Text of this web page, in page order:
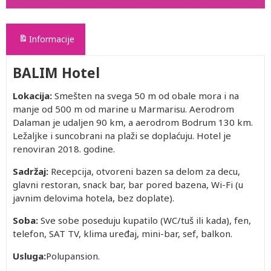
Informacije
BALIM Hotel
Lokacija: Smešten na svega 50 m od obale mora i na
manje od 500 m od marine u Marmarisu. Aerodrom
Dalaman je udaljen 90 km, a aerodrom Bodrum 130 km.
Ležaljke i suncobrani na plaži se doplaćuju. Hotel je
renoviran 2018. godine.
Sadržaj: Recepcija, otvoreni bazen sa delom za decu,
glavni restoran, snack bar, bar pored bazena, Wi-Fi (u
javnim delovima hotela, bez doplate).
Soba: Sve sobe poseduju kupatilo (WC/tuš ili kada), fen,
telefon, SAT TV, klima uređaj, mini-bar, sef, balkon.
Usluga:Polupansion.